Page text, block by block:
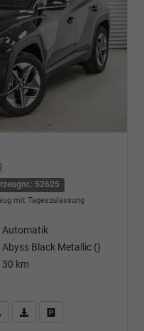
52625
mit Tageszulassung
Automatik
Abyss Black Metallic ()
30 km
Kontakt & Angebot anfordern
PDF-Datei, Fahrzeugexposé